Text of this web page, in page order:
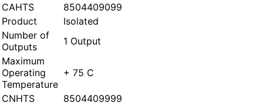
CAHTS
8504409099
Product
Isolated
Number of
Outputs
1 Output
Maximum
Operating
Temperature
+ 75 C
CNHTS
8504409999